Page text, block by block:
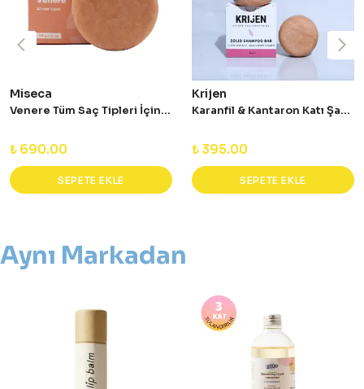
Miseca
Venere Tüm Saç Tipleri İçin Nemlendirici Katı Şampuan 105 g
₺ 690.00
SEPETE EKLE
Krijen
Karanfil & Kantaron Katı Şampuan 50 gr - Deneme Boy
₺ 395.00
SEPETE EKLE
Aynı Markadan